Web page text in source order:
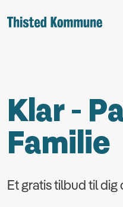
Klar -
Familie
Et gratis tilbud til dig